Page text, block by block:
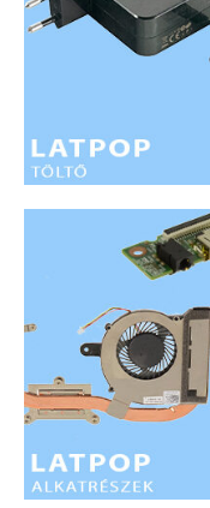
ELFELEJTETT